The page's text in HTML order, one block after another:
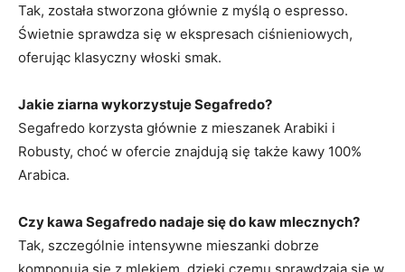
Tak, została stworzona głównie z myślą o espresso.
Świetnie sprawdza się w ekspresach ciśnieniowych,
oferując klasyczny włoski smak.
Jakie ziarna wykorzystuje Segafredo?
Segafredo korzysta głównie z mieszanek Arabiki i
Robusty, choć w ofercie znajdują się także kawy 100%
Arabica.
Czy kawa Segafredo nadaje się do kaw mlecznych?
Tak, szczególnie intensywne mieszanki dobrze